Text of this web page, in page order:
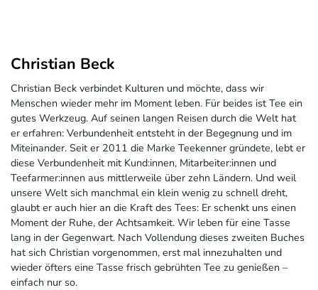
Christian Beck
Christian Beck verbindet Kulturen und möchte, dass wir
Menschen wieder mehr im Moment leben. Für beides ist Tee ein
gutes Werkzeug. Auf seinen langen Reisen durch die Welt hat
er erfahren: Verbundenheit entsteht in der Begegnung und im
Miteinander. Seit er 2011 die Marke Teekenner gründete, lebt er
diese Verbundenheit mit Kund:innen, Mitarbeiter:innen und
Teefarmer:innen aus mittlerweile über zehn Ländern. Und weil
unsere Welt sich manchmal ein klein wenig zu schnell dreht,
glaubt er auch hier an die Kraft des Tees: Er schenkt uns einen
Moment der Ruhe, der Achtsamkeit. Wir leben für eine Tasse
lang in der Gegenwart. Nach Vollendung dieses zweiten Buches
hat sich Christian vorgenommen, erst mal innezuhalten und
wieder öfters eine Tasse frisch gebrühten Tee zu genießen –
einfach nur so.